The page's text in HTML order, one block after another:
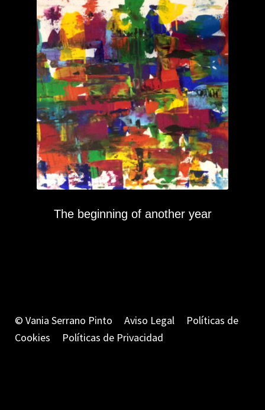
The beginning of another year
© Vania Serrano Pinto Aviso Legal
Políticas de
Cookies
Políticas de Privacidad